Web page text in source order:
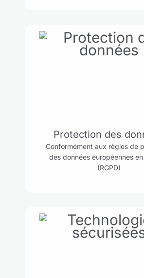
Protection des
Conformément aux règles de
des données européennes
(RGPD)